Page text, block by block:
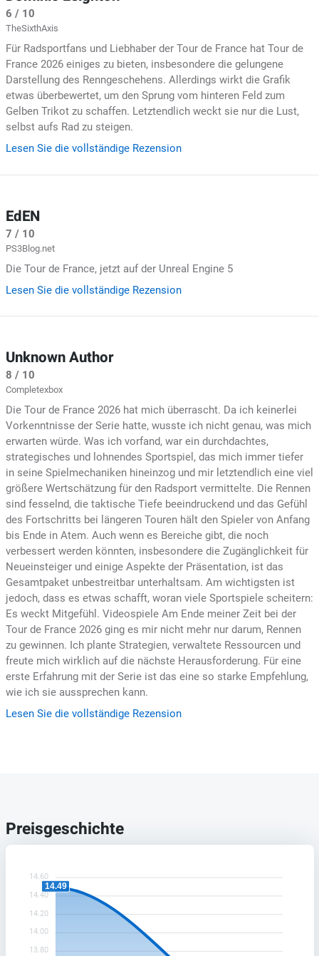
6 / 10
TheSixthAxis
Für Radsportfans und Liebhaber der Tour de France hat Tour de
France 2026 einiges zu bieten, insbesondere die gelungene
Darstellung des Renngeschehens. Allerdings wirkt die Grafik
etwas überbewertet, um den Sprung vom hinteren Feld zum
Gelben Trikot zu schaffen. Letztendlich weckt sie nur die Lust,
selbst aufs Rad zu steigen.
Lesen Sie die vollständige Rezension
EdEN
7 / 10
PS3Blog.net
Die Tour de France, jetzt auf der Unreal Engine 5
Lesen Sie die vollständige Rezension
Unknown Author
8 / 10
Completexbox
Die Tour de France 2026 hat mich überrascht. Da ich keinerlei
Vorkenntnisse der Serie hatte, wusste ich nicht genau, was mich
erwarten würde. Was ich vorfand, war ein durchdachtes,
strategisches und lohnendes Sportspiel, das mich immer tiefer
in seine Spielmechaniken hineinzog und mir letztendlich eine viel
größere Wertschätzung für den Radsport vermittelte. Die Rennen
sind fesselnd, die taktische Tiefe beeindruckend und das Gefühl
des Fortschritts bei längeren Touren hält den Spieler von Anfang
bis Ende in Atem. Auch wenn es Bereiche gibt, die noch
verbessert werden könnten, insbesondere die Zugänglichkeit für
Neueinsteiger und einige Aspekte der Präsentation, ist das
Gesamtpaket unbestreitbar unterhaltsam. Am wichtigsten ist
jedoch, dass es etwas schafft, woran viele Sportspiele scheitern:
Es weckt Mitgefühl. Videospiele Am Ende meiner Zeit bei der
Tour de France 2026 ging es mir nicht mehr nur darum, Rennen
zu gewinnen. Ich plante Strategien, verwaltete Ressourcen und
freute mich wirklich auf die nächste Herausforderung. Für eine
erste Erfahrung mit der Serie ist das eine so starke Empfehlung,
wie ich sie aussprechen kann.
Lesen Sie die vollständige Rezension
Preisgeschichte
14.60
14.40
14.20
14.00
13.80
14.49